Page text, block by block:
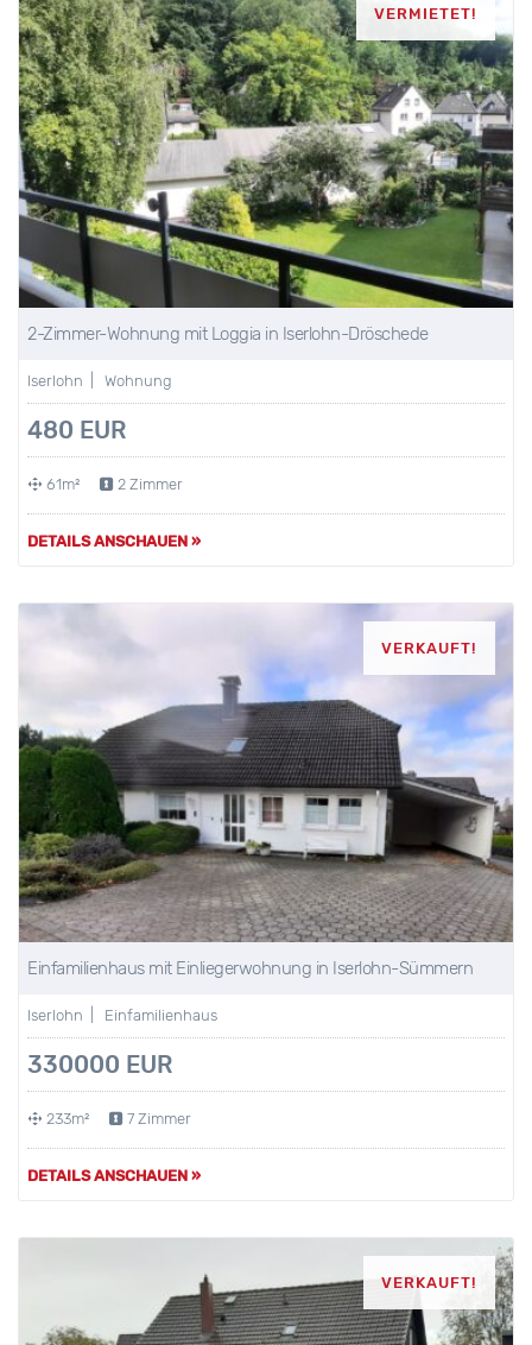
VERMIETET!
2-Zimmer-Wohnung mit Loggia in Iserlohn-Dröschede
Iserlohn | Wohnung
480 EUR
61m² 2 Zimmer
DETAILS ANSCHAUEN »
VERKAUFT!
Einfamilienhaus mit Einliegerwohnung in Iserlohn-Sümmern
Iserlohn | Einfamilienhaus
330000 EUR
233m² 7 Zimmer
DETAILS ANSCHAUEN »
VERKAUFT!